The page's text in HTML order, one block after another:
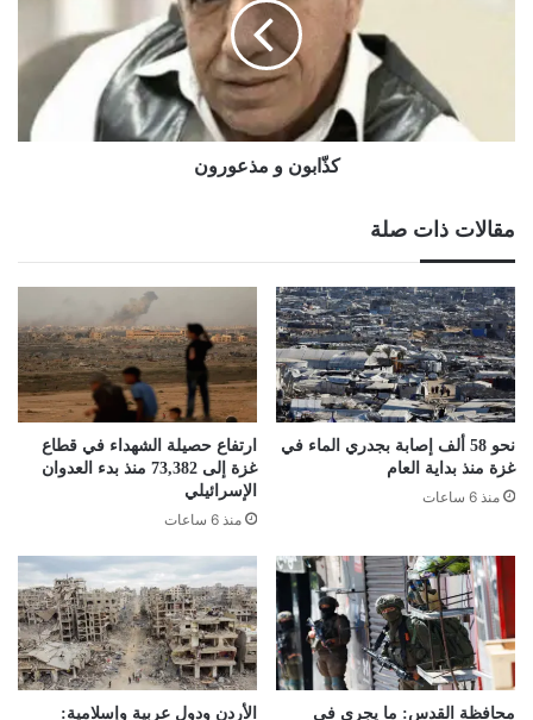
كذّابون و مذعورون
مقالات ذات صلة
نحو 58 ألف إصابة بجدري الماء في
غزة منذ بداية العام
منذ 6 ساعات
ارتفاع حصيلة الشهداء في قطاع
غزة إلى 73,382 منذ بدء العدوان
الإسرائيلي
منذ 6 ساعات
محافظة القدس: ما يجري في
الأردن ودول عربية وإسلامية: